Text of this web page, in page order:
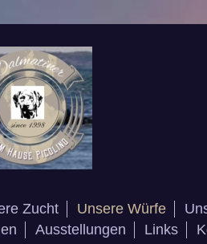
Zucht Unsere Würfe
Ausstellungen Links